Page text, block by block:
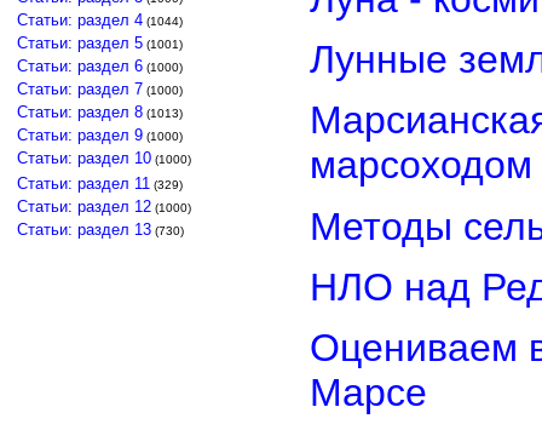
Статьи: раздел 4 (1044)
Статьи: раздел 5 (1001)
Статьи: раздел 6 (1000)
Статьи: раздел 7 (1000)
Статьи: раздел 8 (1013)
Статьи: раздел 9 (1000)
Статьи: раздел 10 (1000)
Статьи: раздел 11 (329)
Статьи: раздел 12 (1000)
Статьи: раздел 13 (730)
Лунные
марсоходом
Методы
НЛО над
Оцениваем
Марсе